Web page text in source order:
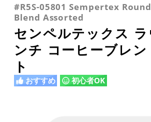
#R5S-05801 Sempertex
Blend Assorted
センペルテックス
ンチ コーヒーブレ
ト
おすすめ 初心者OK